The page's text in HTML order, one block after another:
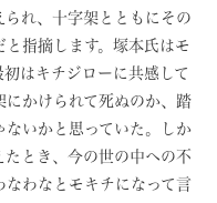
れ、十字架とともにその
指摘します。塚本氏はモ
はキチジローに共感して
かけられて死ぬのか、踏
いかと思っていた。しか
たとき、今の世の中への不
わなとモキチになって言